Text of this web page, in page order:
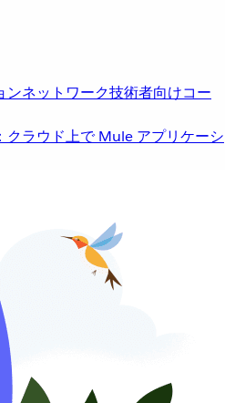
ンネットワーク技術者向けコー
クラウド上で Mule アプリケーシ